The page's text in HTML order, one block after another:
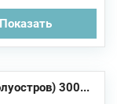
Показать
300...